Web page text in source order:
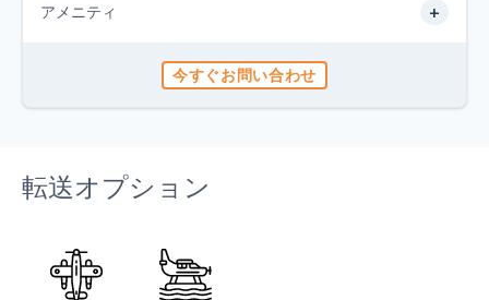
アメニティ +
今すぐお問い合わせ
転送オプション